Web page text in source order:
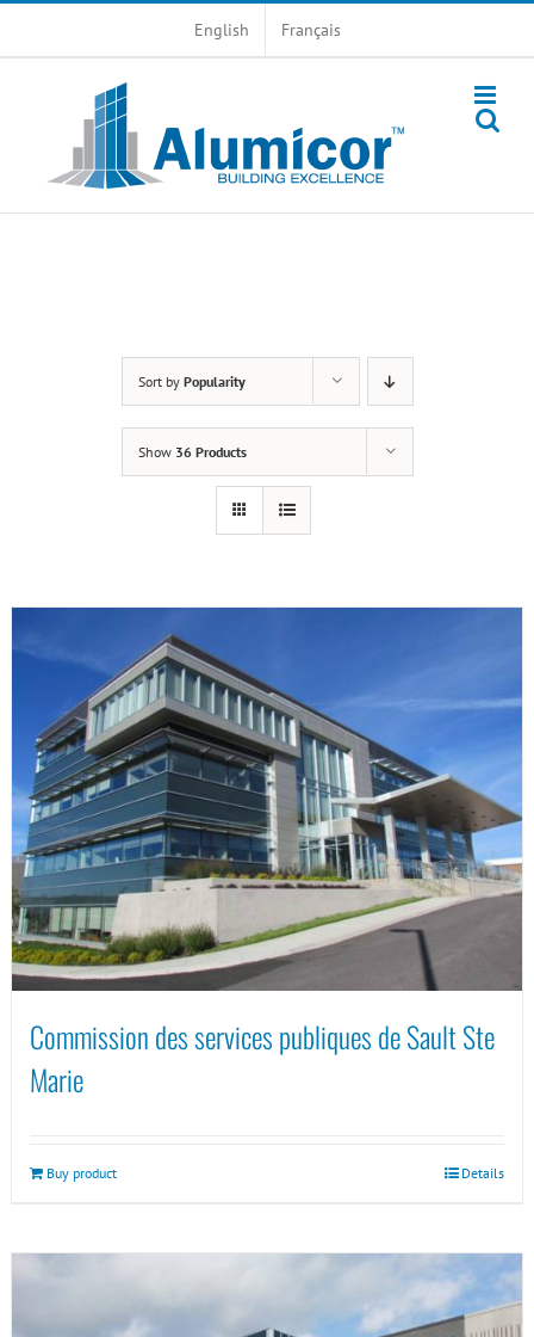
English Français
Sort by Popularity
Show 36 Products
Commission des services publiques de Sault Ste
Marie
Buy product Details